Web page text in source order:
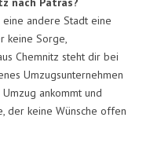
andere Stadt eine
keine Sorge,
Chemnitz steht dir bei
Umzugsunternehmen
ankommt und
der keine Wünsche offen